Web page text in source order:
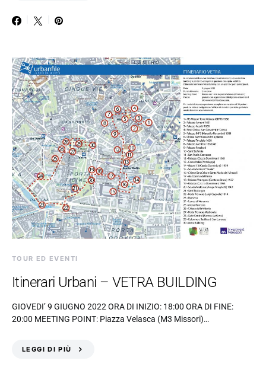
TOUR ED EVENTI
Itinerari Urbani – VETRA BUILDING
GIOVEDI’ 9 GIUGNO 2022 ORA DI INIZIO: 18:00 ORA DI FINE:
20:00 MEETING POINT: Piazza Velasca (M3 Missori)…
LEGGI DI PIÙ